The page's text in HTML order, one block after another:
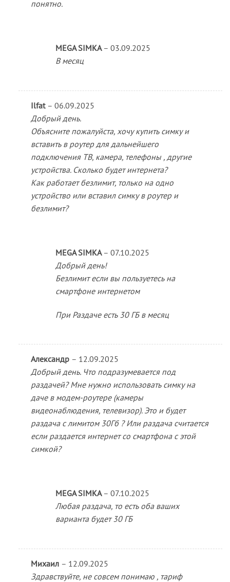
понятно.
MEGA SIMKA – 03.09.2025
В месяц
Ilfat – 06.09.2025
Добрый день.
Объясните пожалуйста, хочу купить симку и
вставить в роутер для дальнейшего
подключения ТВ, камера, телефоны , другие
устройства. Сколько будет интернета?
Как работает безлимит, только на одно
устройство или вставил симку в роутер и
безлимит?
MEGA SIMKA – 07.10.2025
Добрый день!
Безлимит если вы пользуетесь на
смартфоне интернетом
При Раздаче есть 30 ГБ в месяц
Александр – 12.09.2025
Добрый день. Что подразумевается под
раздачей? Мне нужно использовать симку на
даче в модем-роутере (камеры
видеонаблюдения, телевизор). Это и будет
раздача с лимитом 30Гб ? Или раздача считается
если раздается интернет со смартфона с этой
симкой?
MEGA SIMKA – 07.10.2025
Любая раздача, то есть оба ваших
варианта будет 30 ГБ
Михаил – 12.09.2025
Здравствуйте, не совсем понимаю , тариф